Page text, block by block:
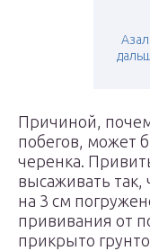
Причиной,
побегов, может
черенка.
высаживать
на 3 см
прививания от
прикрыто